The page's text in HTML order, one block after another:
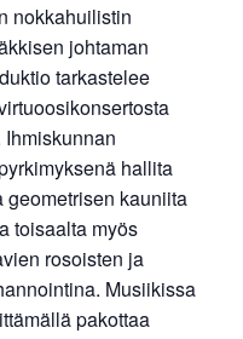
nokkahuilistin
johtaman
tarkastelee
hallita
kauniita
toisaalta myös
rosoisten ja
Musiikissa
pakottaa